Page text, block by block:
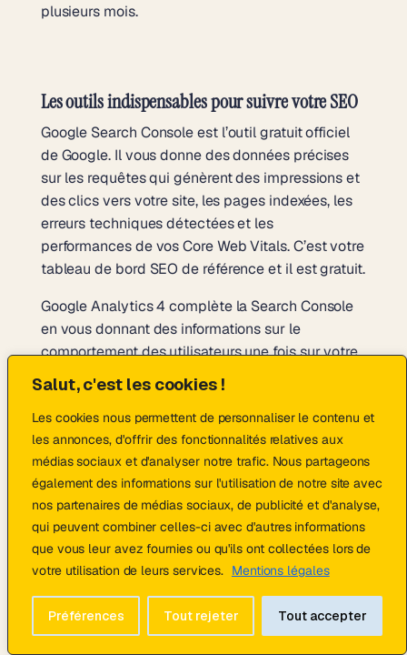
Salut, c'est les cookies !
Les cookies nous permettent de personnaliser le contenu et
les annonces, d'offrir des fonctionnalités relatives aux
médias sociaux et d'analyser notre trafic. Nous partageons
également des informations sur l'utilisation de notre site avec
nos partenaires de médias sociaux, de publicité et d'analyse,
qui peuvent combiner celles-ci avec d'autres informations
que vous leur avez fournies ou qu'ils ont collectées lors de
votre utilisation de leurs services. Mentions légales
Préférences Tout rejeter Tout accepter
plusieurs mois.
Les outils indispensables pour suivre votre SEO
Google Search Console est l’outil gratuit officiel
de Google. Il vous donne des données précises
sur les requêtes qui génèrent des impressions et
des clics vers votre site, les pages indexées, les
erreurs techniques détectées et les
performances de vos Core Web Vitals. C’est votre
tableau de bord SEO de référence et il est gratuit.
Google Analytics 4 complète la Search Console
en vous donnant des informations sur le
comportement des utilisateurs une fois sur votre
site : sources de trafic, pages les plus consultées,
taux de conversion, parcours utilisateur. Croiser
les données de ces deux outils vous donne une
vision complète de la performance SEO de votre
site internet.
Des plateformes SEO professionnelles
permettent d’aller plus loin : audit technique
automatisé, suivi de position sur des mots clés
ciblés, analyse de la concurrence, étude du profil
de liens entrants. Ces outils sont payants mais
indispensables pour une stratégie SEO sérieuse
sur des marchés concurrentiels. Votreagence